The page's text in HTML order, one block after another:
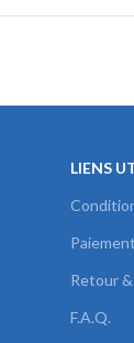
LIENS
Retour
F.A.Q.